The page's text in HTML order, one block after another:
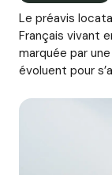
Le préavis
Français vivant
marquée par
évoluent pour